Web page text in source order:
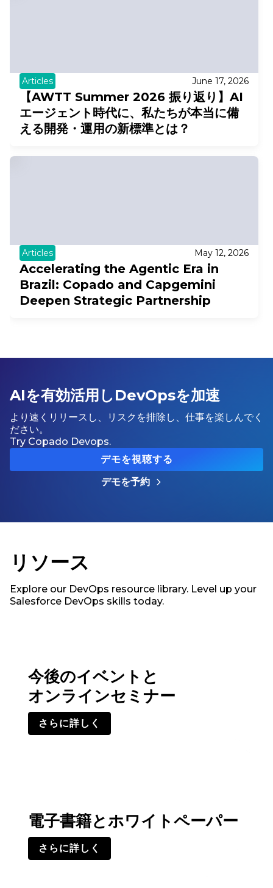
Articles June 17, 2026
【AWTT Summer 2026 振り返り】AI
エージェント時代に、私たちが本当に備
える開発・運用の新標準とは？
Articles May 12, 2026
Accelerating the Agentic Era in
Brazil: Copado and Capgemini
Deepen Strategic Partnership
AIを有効活用しDevOpsを加速
より速くリリースし、リスクを排除し、仕事を楽しんでく
ださい。
Try Copado Devops.
デモを視聴する
デモを予約
リソース
Explore our DevOps resource library. Level up your
Salesforce DevOps skills today.
今後のイベントと
オンラインセミナー
さらに詳しく
電子書籍とホワイトペーパー
さらに詳しく